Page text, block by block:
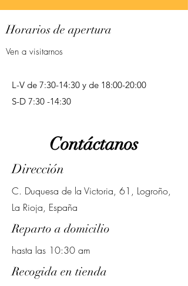
Horarios de apertura
Ven a visitarnos
L-V de 7:30-14:30 y de 18:00-20:00
S-D 7:30 -14:30
Contáctanos
Dirección
C. Duquesa de la Victoria, 61, Logroño,
La Rioja, España
Reparto a domicilio
hasta las 10:30 am
Recogida en tienda